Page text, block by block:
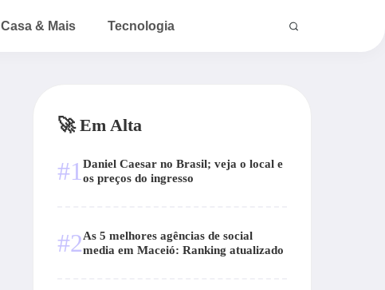
Casa & Mais Tecnologia
🚀 Em Alta
#1 Daniel Caesar no Brasil; veja o local e
os preços do ingresso
#2As 5 melhores agências de social
media em Maceió: Ranking atualizado